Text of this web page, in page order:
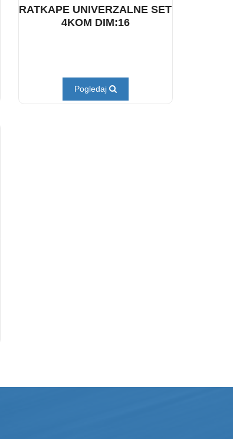
RATKAPE UNIVERZALNE SET
4KOM DIM:16
Pogledaj